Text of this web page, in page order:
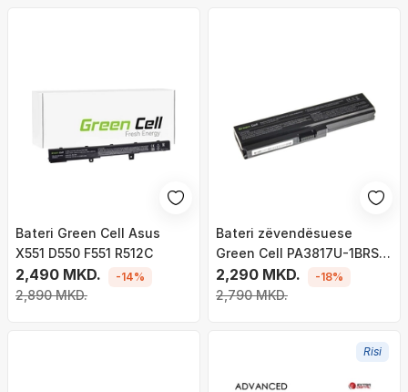
Bateri Green Cell Asus
X551 D550 F551 R512C
2,490 MKD.
2,890 MKD.
-14%
Bateri zëvendësuese
Green Cell PA3817U-1BRS
për laptopë Toshiba
Satellite C650 C655 C660
2,290 MKD.
2,790 MKD.
-18%
Risi